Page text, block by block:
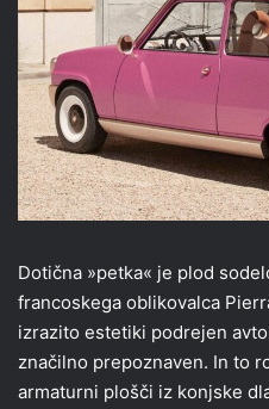
Dotična »petka« je plod
francoskega oblikovalca
izrazito estetiki podrejen
značilno prepoznaven. In to
armaturni plošči iz konjske